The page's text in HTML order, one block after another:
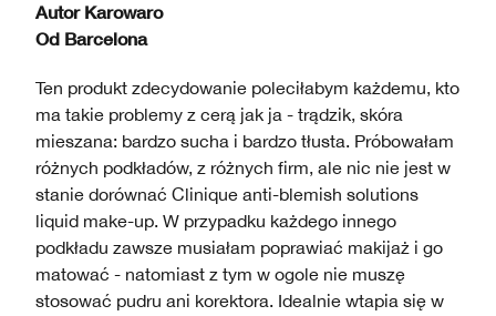
Autor Karowaro
Od Barcelona
Ten produkt zdecydowanie poleciłabym każdemu, kto
ma takie problemy z cerą jak ja - trądzik, skóra
mieszana: bardzo sucha i bardzo tłusta. Próbowałam
różnych podkładów, z różnych firm, ale nic nie jest w
stanie dorównać Clinique anti-blemish solutions
liquid make-up. W przypadku każdego innego
podkładu zawsze musiałam poprawiać makijaż i go
matować - natomiast z tym w ogole nie muszę
stosować pudru ani korektora. Idealnie wtapia się w